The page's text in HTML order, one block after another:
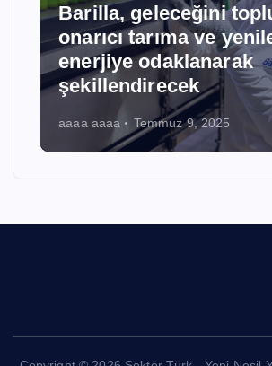
Barilla, geleceğini
onarıcı tarıma ve
enerjiye odaklanarak
şekillendirecek
aaaa aaaa Temmuz 9, 2025